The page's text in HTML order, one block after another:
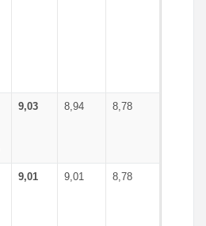
9,03 8,94 8,78
9,01 9,01 8,78